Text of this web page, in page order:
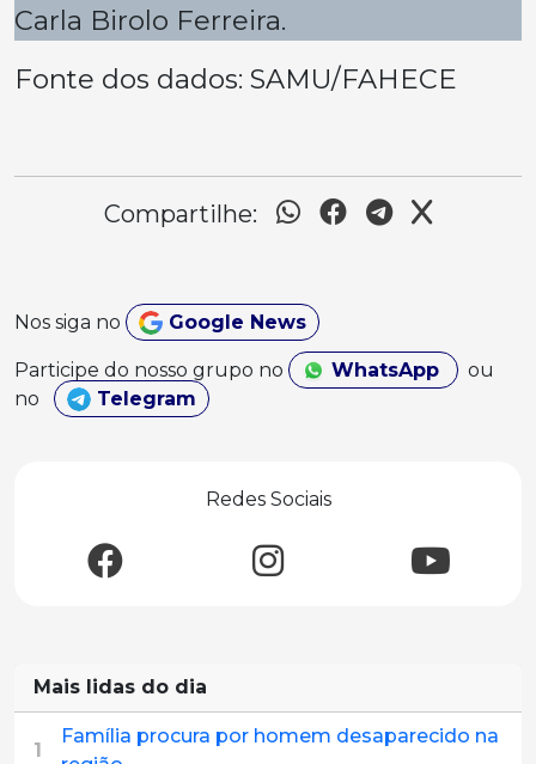
Carla Birolo Ferreira.
Fonte dos dados: SAMU/FAHECE
Compartilhe:
Nos siga no Google News
Participe do nosso grupo no WhatsApp
ou
no
Telegram
Redes Sociais
Mais lidas do dia
1
Família procura por homem desaparecido na